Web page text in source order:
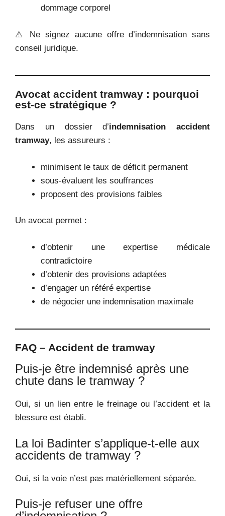
dommage corporel
⚠ Ne signez aucune offre d’indemnisation sans
conseil juridique.
Avocat accident tramway : pourquoi
est-ce stratégique ?
Dans un dossier d’indemnisation accident
tramway, les assureurs :
minimisent le taux de déficit permanent
sous-évaluent les souffrances
proposent des provisions faibles
Un avocat permet :
d’obtenir une expertise médicale
contradictoire
d’obtenir des provisions adaptées
d’engager un référé expertise
de négocier une indemnisation maximale
FAQ – Accident de tramway
Puis-je être indemnisé après une
chute dans le tramway ?
Oui, si un lien entre le freinage ou l’accident et la
blessure est établi.
La loi Badinter s’applique-t-elle aux
accidents de tramway ?
Oui, si la voie n’est pas matériellement séparée.
Puis-je refuser une offre